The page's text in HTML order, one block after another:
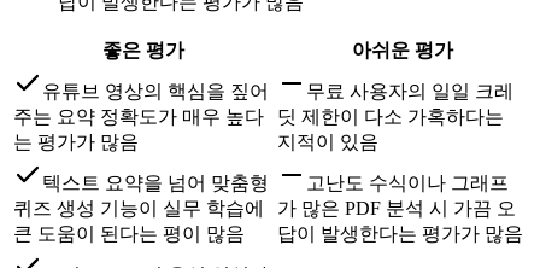
좋은 평가
아쉬운 평가
유튜브 영상의 핵심을 짚어
주는 요약 정확도가 매우 높다
는 평가가 많음
무료 사용자의 일일 크레
딧 제한이 다소 가혹하다는
지적이 있음
텍스트 요약을 넘어 맞춤형
퀴즈 생성 기능이 실무 학습에
큰 도움이 된다는 평이 많음
고난도 수식이나 그래프
가 많은 PDF 분석 시 가끔 오
답이 발생한다는 평가가 많음